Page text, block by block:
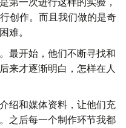
创作。而且我们做的是奇
难。
最开始，他们不断寻找和
来才逐渐明白，怎样在人
绍和媒体资料，让他们充
之后每一个制作环节我都